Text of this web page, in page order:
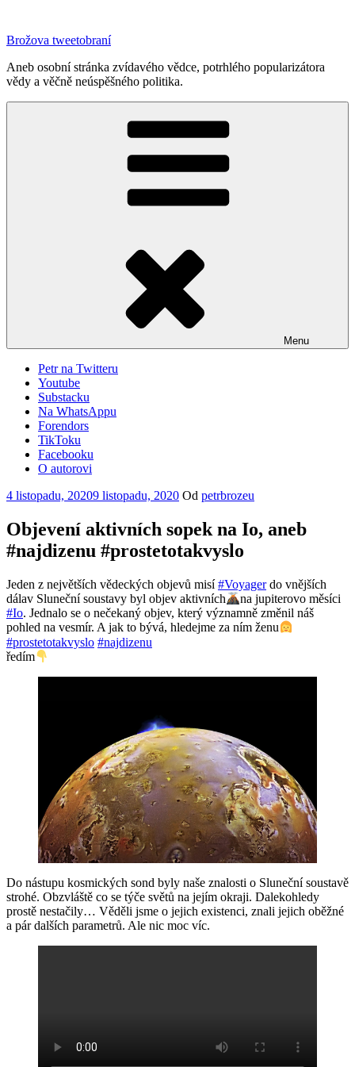
obsahu
Brožova tweetobraní
Aneb osobní stránka zvídavého vědce, potrhlého popularizátora
vědy a věčně neúspěšného politika.
Menu
Petr na Twitteru
Youtube
Substacku
Na WhatsAppu
Forendors
TikToku
Facebooku
O autorovi
Publikováno
4 listopadu, 20209 listopadu, 2020 Od petrbrozeu
Objevení aktivních sopek na Io, aneb
#najdizenu #prostetotakvyslo
Jeden z největších vědeckých objevů misí#Voyagerdo vnějších
dálav Sluneční soustavy byl objev aktivních
na jupiterovo měsíci
#Io. Jednalo se o nečekaný objev, který významně změnil náš
pohled na vesmír. A jak to bývá, hledejme za ním ženu
#prostetotakvyslo #najdizenu
ředím
Do nástupu kosmických sond byly naše znalosti o Sluneční soustavě
strohé. Obzvláště co se týče světů na jejím okraji. Dalekohledy
prostě nestačily… Věděli jsme o jejich existenci, znali jejich oběžné
a pár dalších parametrů. Ale nic moc víc.